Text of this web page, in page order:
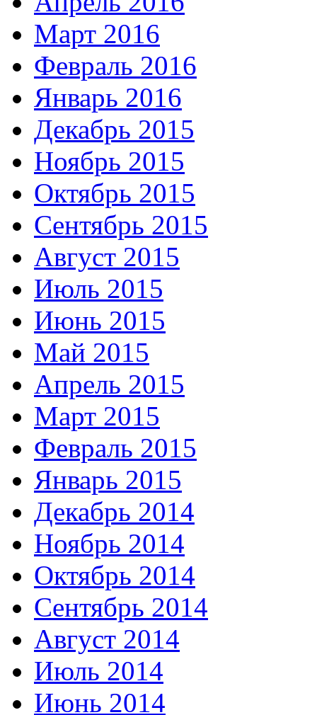
Март 2016
Февраль 2016
Январь 2016
Декабрь 2015
Ноябрь 2015
Октябрь 2015
Сентябрь 2015
Август 2015
Июль 2015
Июнь 2015
Май 2015
Апрель 2015
Март 2015
Февраль 2015
Январь 2015
Декабрь 2014
Ноябрь 2014
Октябрь 2014
Сентябрь 2014
Август 2014
Июль 2014
Июнь 2014